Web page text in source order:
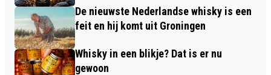
De nieuwste Nederlandse whisky is een
feit en hij komt uit Groningen
Whisky in een blikje? Dat is er nu
gewoon